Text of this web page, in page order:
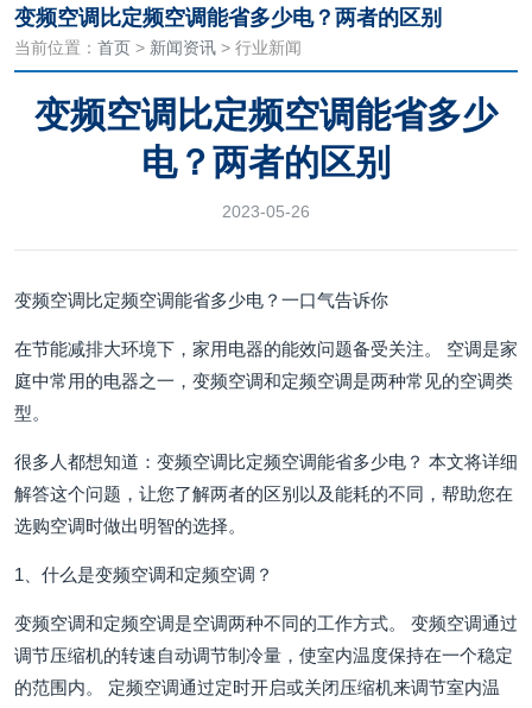
变频空调比定频空调能省多少电？两者的区别
当前位置： 首页 > 新闻资讯 > 行业新闻
变频空调比定频空调能省多少
电？两者的区别
2023-05-26
变频空调比定频空调能省多少电？一口气告诉你
在节能减排大环境下，家用电器的能效问题备受关注。 空调是家
庭中常用的电器之一，变频空调和定频空调是两种常见的空调类
型。
很多人都想知道：变频空调比定频空调能省多少电？ 本文将详细
解答这个问题，让您了解两者的区别以及能耗的不同，帮助您在
选购空调时做出明智的选择。
1、什么是变频空调和定频空调？
变频空调和定频空调是空调两种不同的工作方式。 变频空调通过
调节压缩机的转速自动调节制冷量，使室内温度保持在一个稳定
的范围内。 定频空调通过定时开启或关闭压缩机来调节室内温